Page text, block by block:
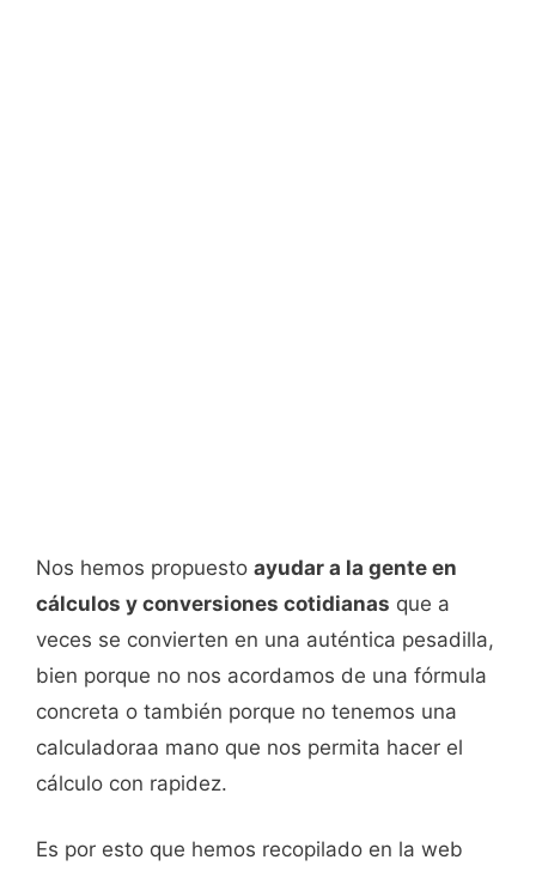
Nos hemos propuesto ayudar a la gente en
cálculos y conversiones cotidianas que a
veces se convierten en una auténtica pesadilla,
bien porque no nos acordamos de una fórmula
concreta o también porque no tenemos una
calculadoraa mano que nos permita hacer el
cálculo con rapidez.
Es por esto que hemos recopilado en la web